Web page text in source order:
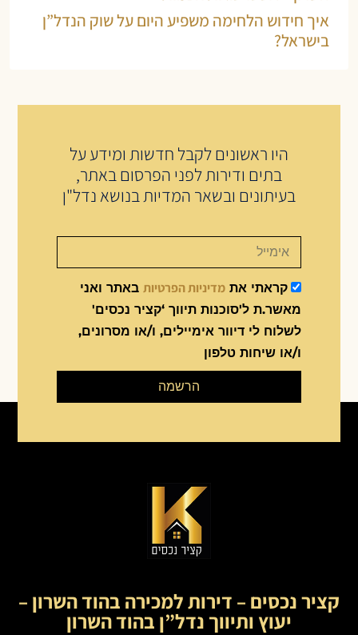
איך חידוש הלחימה משפיע היום על שוק הנדל”ן
בישראל?
היו ראשונים לקבל חדשות ומידע על
בתים ודירות לפני הפרסום באתר,
בעיתונים ובשאר המדיות בנושא נדל"ן
קראתי את מדיניות הפרטיותבאתר ואני
מאשר.ת ל'סוכנות תיווך ‘קציר נכסים'
לשלוח לי דיוור אימיילים, ו/או מסרונים,
ו/או שיחות טלפון
הרשמה
קציר נכסים – דירות למכירה בהוד השרון –
יעוץ ותיווך נדל”ן בהוד השרון